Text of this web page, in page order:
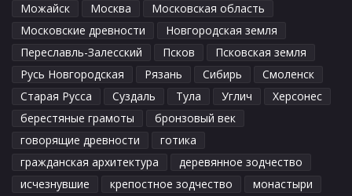
Можайск
Москва
Московская область
Московские древности
Новгородская земля
Переславль-Залесский
Псков
Псковская земля
Русь Новгородская
Рязань Сибирь
Смоленск
Старая Русса
Суздаль Тула Углич
Херсонес
берестяные грамоты
бронзовый век
говорящие древности
готика
гражданская архитектура
деревянное зодчество
исчезнувшие
крепостное зодчество
монастыри